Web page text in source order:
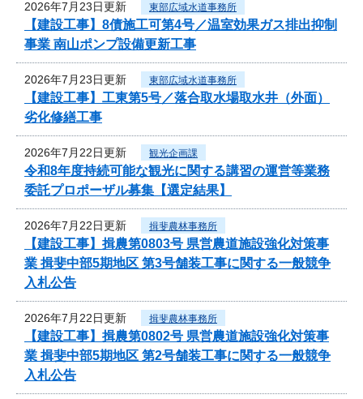
2026年7月23日更新 東部広域水道事務所
【建設工事】8債施工可第4号／温室効果ガス排出抑制
事業 南山ポンプ設備更新工事
2026年7月23日更新 東部広域水道事務所
【建設工事】工東第5号／落合取水場取水井（外面）
劣化修繕工事
2026年7月22日更新 観光企画課
令和8年度持続可能な観光に関する講習の運営等業務
委託プロポーザル募集【選定結果】
2026年7月22日更新 揖斐農林事務所
【建設工事】揖農第0803号 県営農道施設強化対策事
業 揖斐中部5期地区 第3号舗装工事に関する一般競争
入札公告
2026年7月22日更新 揖斐農林事務所
【建設工事】揖農第0802号 県営農道施設強化対策事
業 揖斐中部5期地区 第2号舗装工事に関する一般競争
入札公告